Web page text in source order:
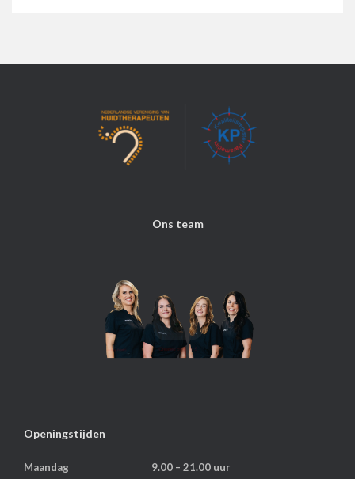
niet
Ons team
Openingstijden
Maandag
9.00 – 21.00 uur